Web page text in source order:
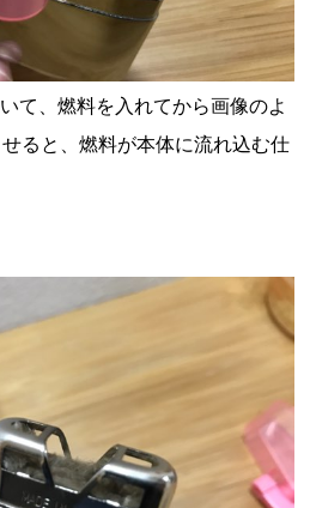
て、燃料を入れてから画像のよ
ると、燃料が本体に流れ込む仕